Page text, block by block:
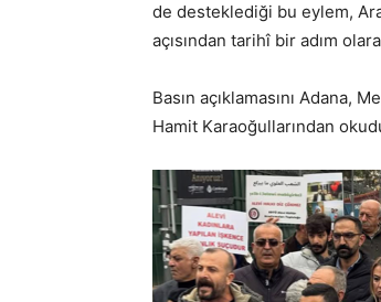
de desteklediği bu eylem,
açısından tarihî bir adım
Basın açıklamasını Adana,
Hamit Karaoğullarından